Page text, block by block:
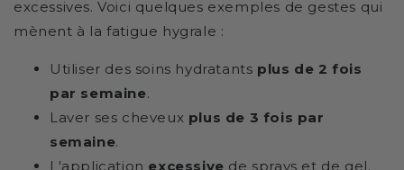
excessives. Voici quelques exemples de gestes qui
mènent à la fatigue hygrale :
Utiliser des soins hydratants plus de 2 fois
par semaine.
Laver ses cheveux plus de 3 fois par
semaine.
L'application excessive de sprays et de gel.